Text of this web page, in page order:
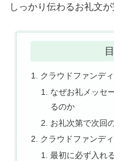
しっかり伝わるお礼文が
クラウドファンデ
なぜお礼メッセ
るのか
お礼次第で次回
クラウドファンデ
最初に必ず入れ